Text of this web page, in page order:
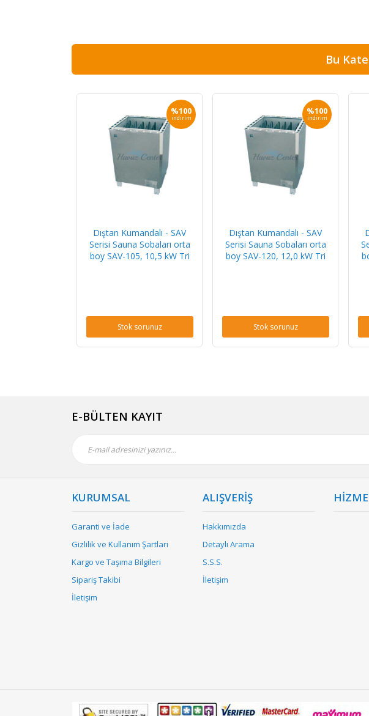
Bu
%100
indirim
Dıştan Kumandalı - SAV
Serisi Sauna Sobaları orta
boy SAV-105, 10,5 kW Tri
Stok sorunuz
%100
indirim
Dıştan Kumandalı - SAV
Serisi Sauna Sobaları orta
boy SAV-120, 12,0 kW Tri
Stok sorunuz
E-BÜLTEN KAYIT
KURUMSAL
Garanti ve İade
Gizlilik ve Kullanım Şartları
Kargo ve Taşıma Bilgileri
Sipariş Takibi
İletişim
ALIŞVERİŞ
Hakkımızda
Detaylı Arama
S.S.S.
İletişim